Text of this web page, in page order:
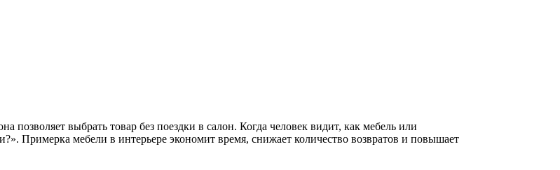
выбрать товар без поездки в салон. Когда человек видит, как мебель или
Примерка мебели в интерьере экономит время, снижает количество возвратов и повышает